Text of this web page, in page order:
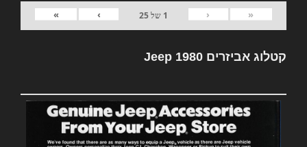
«
‹
1 של25
›
»
קטלוג אביזרים Jeep 1980